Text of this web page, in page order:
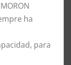
ha
para